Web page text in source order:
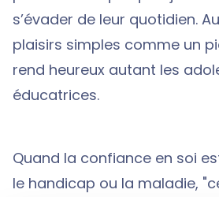
s’évader de leur quotidien.
plaisirs simples comme un
rend heureux autant les
éducatrices.
Quand la confiance en soi
le handicap ou la maladie,